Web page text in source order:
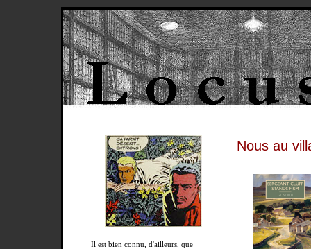
Il est bien connu, d'ailleurs, que
Nous au